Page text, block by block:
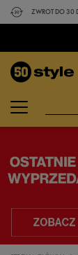
ZWROT DO 30